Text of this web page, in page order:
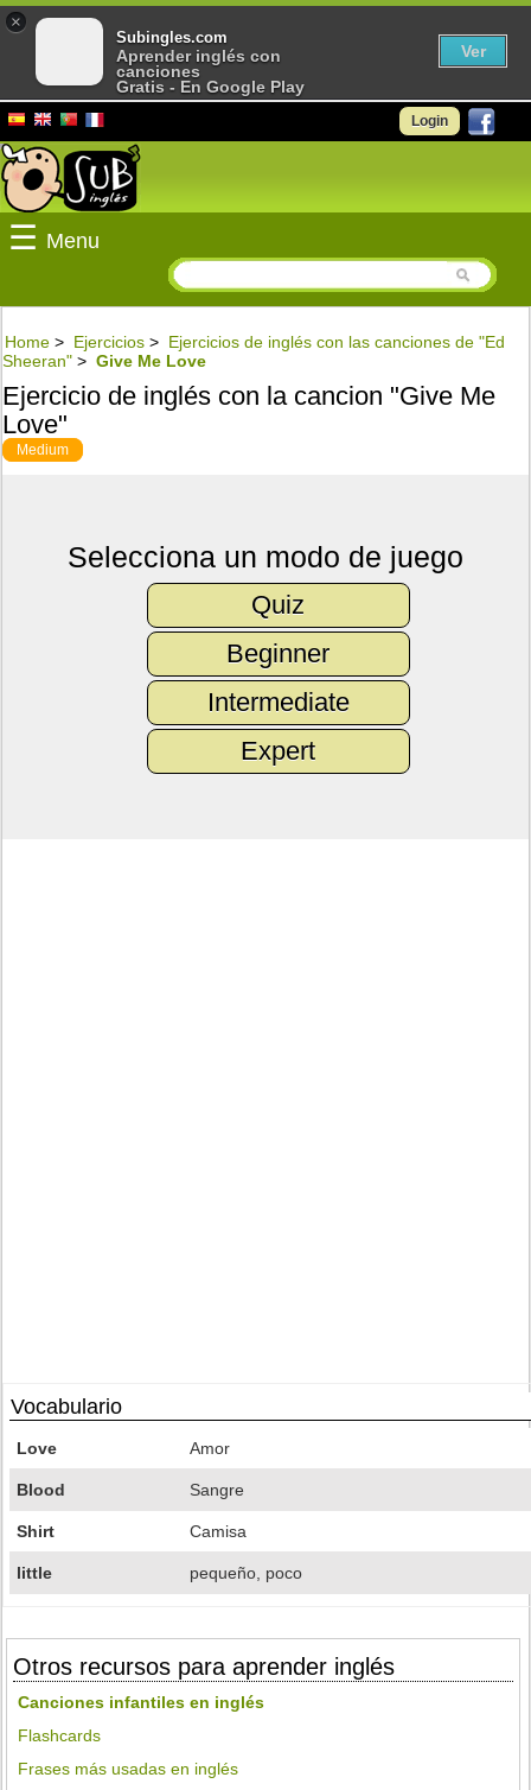
Login
☰ Menu
Home > Ejercicios > Ejercicios de inglés con las canciones de "Ed
Sheeran" > Give Me Love
Ejercicio de inglés con la cancion "Give Me
Love"
Medium
Selecciona un modo de juego
Quiz
Beginner
Intermediate
Expert
Vocabulario
Love Amor
Blood Sangre
Shirt Camisa
little pequeño, poco
Otros recursos para aprender inglés
Canciones infantiles en inglés
Flashcards
Frases más usadas en inglés
×
Subingles.com
Aprender inglés con
canciones
Gratis - En Google Play
Ver